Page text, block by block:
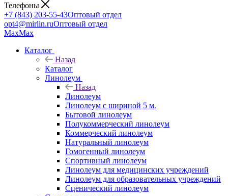
Телефоны
+7 (843) 203-55-43Оптовый отдел
opt4@mirlin.ruОптовый отдел
MaxMax
Каталог
Назад
Каталог
Линолеум
Назад
Линолеум
Линолеум с шириной 5 м.
Бытовой линолеум
Полукоммерческий линолеум
Коммерческий линолеум
Натуральный линолеум
Гомогенный линолеум
Спортивный линолеум
Линолеум для медицинских учреждений
Линолеум для образовательных учреждений
Сценический линолеум